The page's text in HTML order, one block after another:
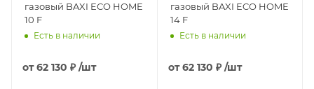
газовый BAXI ECO HOME
10 F
Есть в наличии
от62 130 ₽ /шт
газовый BAXI ECO HOME
14 F
Есть в наличии
от62 130 ₽ /шт